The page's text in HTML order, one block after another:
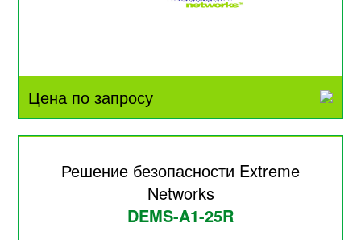
Цена по запросу
Решение безопасности Extreme
Networks
DEMS-A1-25R